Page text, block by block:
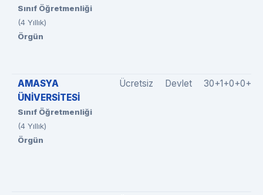
Sınıf Öğretmenliği
(4 Yıllık)
Örgün
AMASYA
ÜNİVERSİTESİ
Sınıf Öğretmenliği
(4 Yıllık)
Örgün
Ücretsiz Devlet 30+1+0+0+0